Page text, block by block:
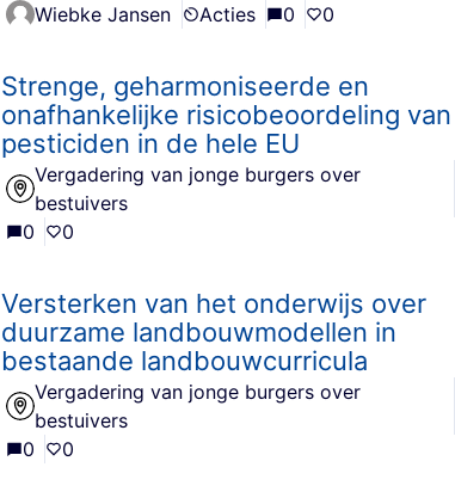
Wiebke Jansen Acties 0 0
Strenge, geharmoniseerde en
onafhankelijke risicobeoordeling van
pesticiden in de hele EU
Vergadering van jonge burgers over
bestuivers
0
0
Versterken van het onderwijs over
duurzame landbouwmodellen in
bestaande landbouwcurricula
Vergadering van jonge burgers over
bestuivers
0
0